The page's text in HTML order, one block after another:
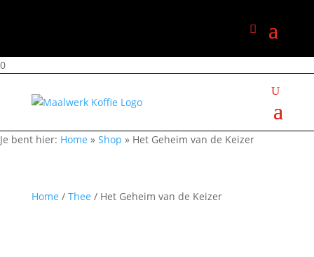
0
Je bent hier: Home » Shop » Het Geheim van de Keizer
Home / Thee / Het Geheim van de Keizer